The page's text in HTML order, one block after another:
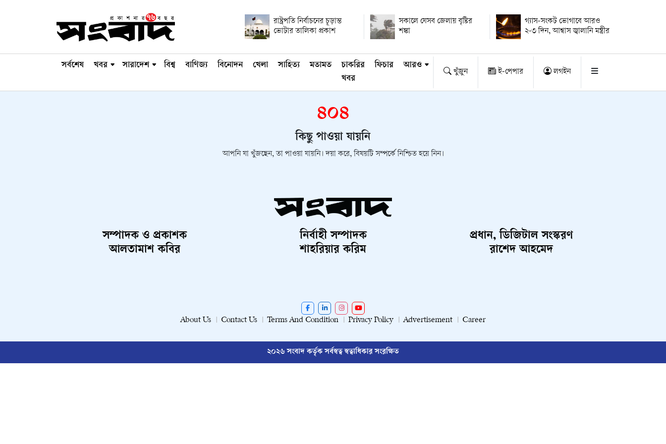
রাষ্ট্রপতি নির্বাচনের চূড়ান্ত
ভোটার তালিকা প্রকাশ
সকালে যেসব জেলায় বৃষ্টির
শঙ্কা
গ্যাস-সংকট ভোগাবে আরও
২-৩ দিন, আশ্বাস জ্বালানি মন্ত্রীর
সর্বশেষ খবর সারাদেশ বিশ্ব বাণিজ্য বিনোদন খেলা সাহিত্য মতামত
চাকরির
খবর
ফিচার আরও
খুঁজুন ই-পেপার লগইন
৪০৪
কিছু পাওয়া যায়নি
আপনি যা খুঁজছেন, তা পাওয়া যায়নি। দয়া করে, বিষয়টি সম্পর্কে নিশ্চিত হয়ে নিন।
সম্পাদক ও প্রকাশক
আলতামাশ কবির
নির্বাহী সম্পাদক
শাহরিয়ার করিম
প্রধান, ডিজিটাল সংস্করণ
রাশেদ আহমেদ
About Us Contact Us Terms And Condition Privacy Policy Advertisement Career
২০২৬ সংবাদ কর্তৃক সর্বস্বত্ব স্বত্বাধিকার সংরক্ষিত